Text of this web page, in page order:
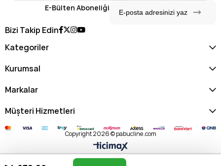
E-Bülten Aboneliği
Bizi Takip Edin
Kategoriler
Kurumsal
Markalar
Müşteri Hizmetleri
Copyright 2026 © pabucline.com